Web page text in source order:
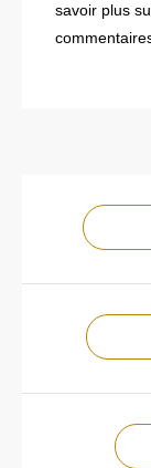
savoir plus